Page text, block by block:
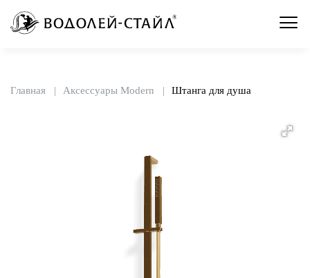
Главная Аксессуары Modern Штанга для душа